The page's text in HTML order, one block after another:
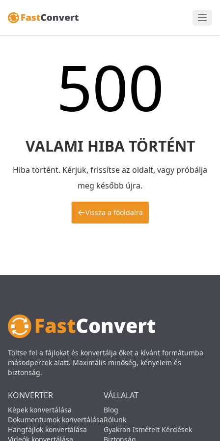
500
VALAMI HIBA TÖRTÉNT
Hiba történt. Kérjük, frissítse az oldalt, vagy próbálja
meg később újra.
Vissza a főoldalra
Töltse fel a fájlokat és konvertálja őket a kívánt formátumba
másodpercek alatt. Maximális minőség, kényelem és
biztonság.
KONVERTER
Képek konvertálása
Dokumentumok konvertálása
Hangfájlok konvertálása
VÁLLALAT
Blog
Rólunk
Gyakran Ismételt Kérdések